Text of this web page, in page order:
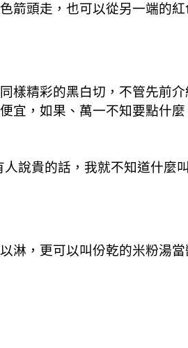
箭頭走，也可以從另一端的紅
樣精彩的黑白切，不管先前介
宜，如果、萬一不知要點什
說貴的話，我就不知道什麼
淋，更可以叫份乾的米粉湯